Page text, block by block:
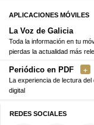
APLICACIONES MÓVILES
La Voz de Galicia
Toda la información en tu
pierdas la actualidad más
Periódico en PDF
La experiencia de lectura
digital
REDES SOCIALES